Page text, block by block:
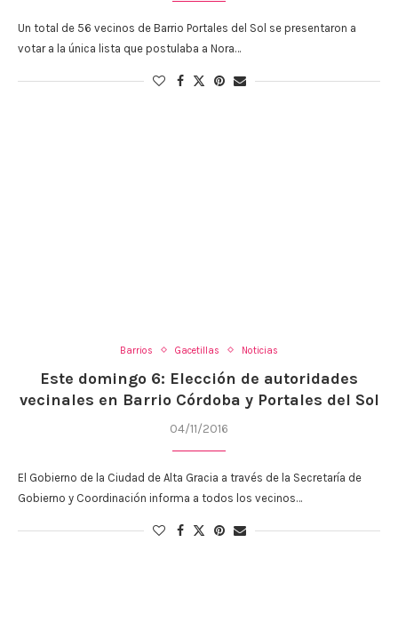
Un total de 56 vecinos de Barrio Portales del Sol se presentaron a
votar a la única lista que postulaba a Nora…
Barrios Gacetillas Noticias
Este domingo 6: Elección de autoridades
vecinales en Barrio Córdoba y Portales del Sol
04/11/2016
El Gobierno de la Ciudad de Alta Gracia a través de la Secretaría de
Gobierno y Coordinación informa a todos los vecinos…